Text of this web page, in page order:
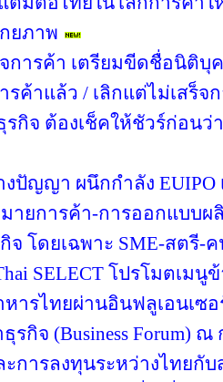
ยภาพ
ารค้า เตรียมขีดชื่อนิติบุ
รค้าแล้ว / เลิกแต่ไม่เสร็
กิจ ต้องเช็คให้ชัวร์ก่อนว่
ปัญญา ผนึกกำลัง EUIPO
มายการค้า-การออกแบบ
โดยเฉพาะ SME-สตรี-
SELECT โปรโมตเมนู
ารไทยผ่านอินฟลูเอนเซ
รกิจ (Business Forum)
การลงทุนระหว่างไทยกั